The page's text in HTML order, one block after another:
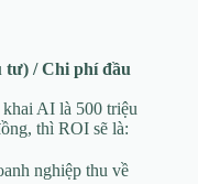
tư) / Chi phí đầu
AI là 500 triệu
thì ROI sẽ là:
nghiệp thu về